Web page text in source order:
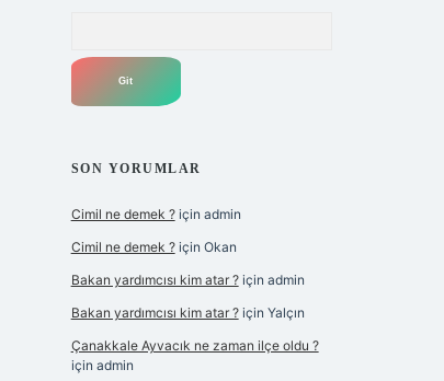
SON YORUMLAR
Cimil ne demek ?için admin
Cimil ne demek ?için Okan
Bakan yardımcısı kim atar ?için admin
Bakan yardımcısı kim atar ?için Yalçın
Çanakkale Ayvacık ne zaman ilçe oldu ?
için admin